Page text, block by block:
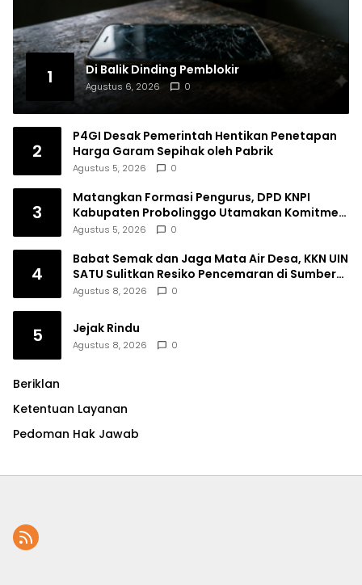
1 Di Balik Dinding Pemblokir
Agustus 6, 2026 0
2
P4GI Desak Pemerintah Hentikan Penetapan
Harga Garam Sepihak oleh Pabrik
Agustus 5, 2026 0
3
Matangkan Formasi Pengurus, DPD KNPI
Kabupaten Probolinggo Utamakan Komitmen
dan Kinerja
Agustus 5, 2026 0
4
Babat Semak dan Jaga Mata Air Desa, KKN UIN
SATU Sulitkan Resiko Pencemaran di Sumber
Ngumbul
Agustus 8, 2026 0
5 Jejak Rindu
Agustus 8, 2026 0
Beriklan
Ketentuan Layanan
Pedoman Hak Jawab